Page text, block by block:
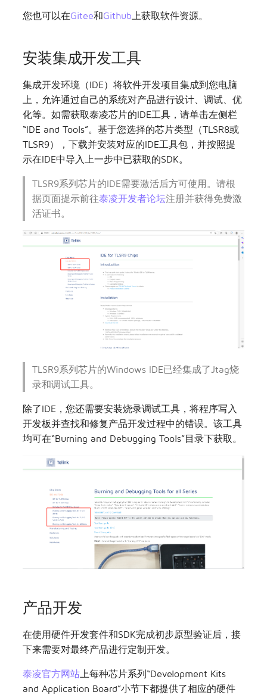
您也可以在Gitee和Github 上获取软件资源。
安装集成开发工具
集成开发环境（IDE）将软件开发项目集成到您电脑
上，允许通过自己的系统对产品进行设计、调试、优
化等。如需获取泰凌芯片的IDE工具，请单击左侧栏
“IDE and Tools”。基于您选择的芯片类型（TLSR8或
TLSR9），下载并安装对应的IDE工具包，并按照提
示在IDE中导入上一步中已获取的SDK。
TLSR9系列芯片的IDE需要激活后方可使用。请根
据页面提示前往泰凌开发者论坛注册并获得免费激
活证书。
TLSR9系列芯片的Windows IDE已经集成了Jtag烧
录和调试工具。
除了IDE，您还需要安装烧录调试工具，将程序写入
开发板并查找和修复产品开发过程中的错误。该工具
均可在“Burning and Debugging Tools”目录下获取。
产品开发
在使用硬件开发套件和SDK完成初步原型验证后，接
下来需要对最终产品进行定制开发。
泰凌官方网站 上每种芯片系列“Development Kits
and Application Board”小节下都提供了相应的硬件